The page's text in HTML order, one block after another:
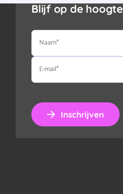
Blijf op de hoogte
Naam
E-
mail
Inschrijven